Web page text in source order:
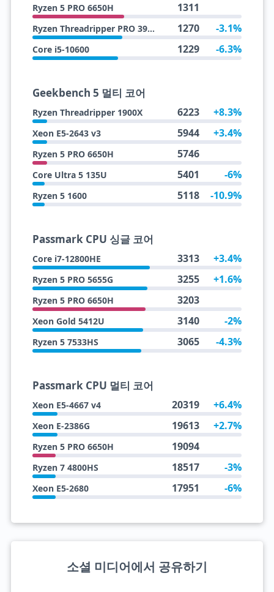
Ryzen 5 PRO 6650H 1311
Ryzen Threadripper PRO 3945WX 1270 -3.1%
Core i5-10600 1229 -6.3%
Geekbench 5 멀티 코어
Ryzen Threadripper 1900X 6223 +8.3%
Xeon E5-2643 v3 5944 +3.4%
Ryzen 5 PRO 6650H 5746
Core Ultra 5 135U 5401 -6%
Ryzen 5 1600 5118 -10.9%
Passmark CPU 싱글 코어
Core i7-12800HE 3313 +3.4%
Ryzen 5 PRO 5655G 3255 +1.6%
Ryzen 5 PRO 6650H 3203
Xeon Gold 5412U 3140 -2%
Ryzen 5 7533HS 3065 -4.3%
Passmark CPU 멀티 코어
Xeon E5-4667 v4 20319 +6.4%
Xeon E-2386G 19613 +2.7%
Ryzen 5 PRO 6650H 19094
Ryzen 7 4800HS 18517 -3%
Xeon E5-2680 17951 -6%
소셜 미디어에서 공유하기